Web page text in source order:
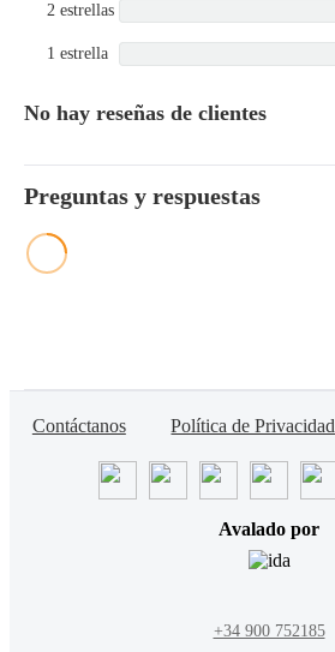
2 estrellas
1 estrella
No hay reseñas de clientes
Preguntas y respuestas
Contáctanos Política de Privacidad
Avalado por
+34 900 752185